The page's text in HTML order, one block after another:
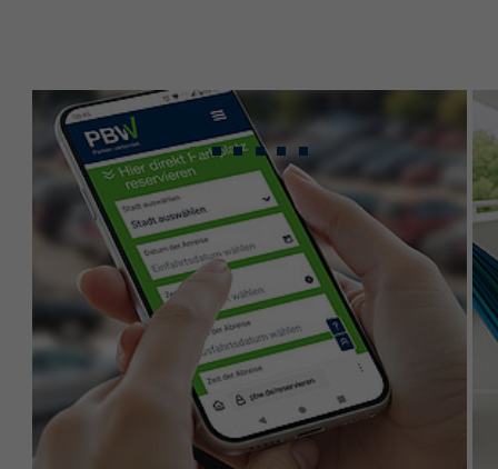
Gebündeltes Know-
how für maximale
Leistung.